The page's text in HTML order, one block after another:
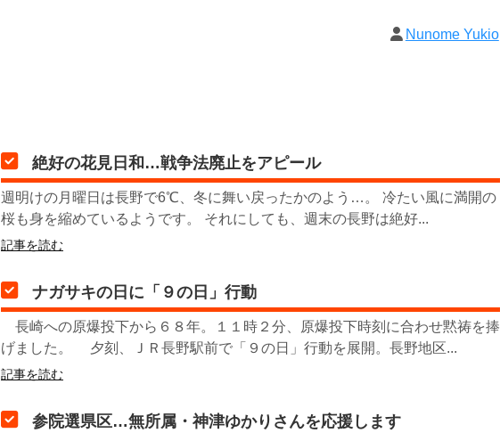
Nunome Yukio
絶好の花見日和…戦争法廃止をアピール
週明けの月曜日は長野で6℃、冬に舞い戻ったかのよう…。 冷たい風に満開の
桜も身を縮めているようです。 それにしても、週末の長野は絶好...
記事を読む
ナガサキの日に「９の日」行動
長崎への原爆投下から６８年。１１時２分、原爆投下時刻に合わせ黙祷を捧
げました。 夕刻、ＪＲ長野駅前で「９の日」行動を展開。長野地区...
記事を読む
参院選県区…無所属・神津ゆかりさんを応援します